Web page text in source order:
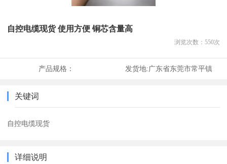
自控电缆现货 使用方便 铜芯含量高
浏览次数： 550次
产品规格： 发货地:广东省东莞市常平镇
关键词
自控电缆现货
详细说明